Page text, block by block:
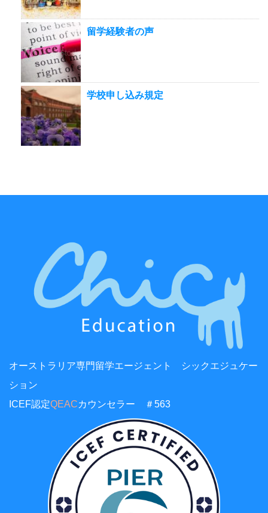
留学経験者の声
学校申し込み規定
オーストラリア専門留学エージェント シックエジュケー
ション
ICEF認定QEACカウンセラー ＃563